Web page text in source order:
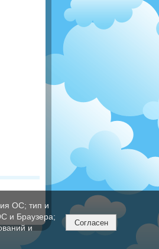
ОС; тип и
и Браузера;
и
Согласен